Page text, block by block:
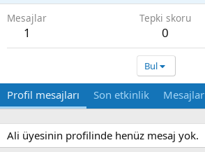
Mesajlar
1
Tepki skoru
0
Bul
Profil mesajları Son etkinlik Mesajlar
Ali üyesinin profilinde henüz mesaj yok.